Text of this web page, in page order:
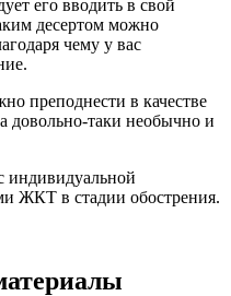
его вводить в свой
десертом можно
чему у вас
преподнести в качестве
довольно-таки необычно и
индивидуальной
ЖКТ в стадии обострения.